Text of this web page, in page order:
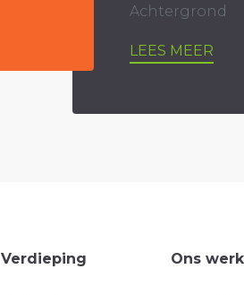
Achtergrond
LEES MEER
Verdieping Ons werk